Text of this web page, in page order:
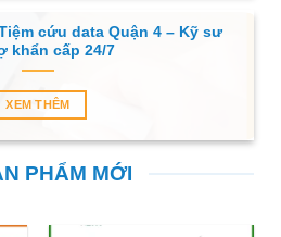
cứu data Quận 4 – Kỹ sư
khẩn cấp 24/7
XEM THÊM
PHẨM MỚI